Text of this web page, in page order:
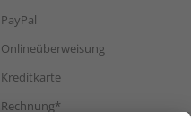
PayPal
Onlineüberweisung
Kreditkarte
Rechnung*